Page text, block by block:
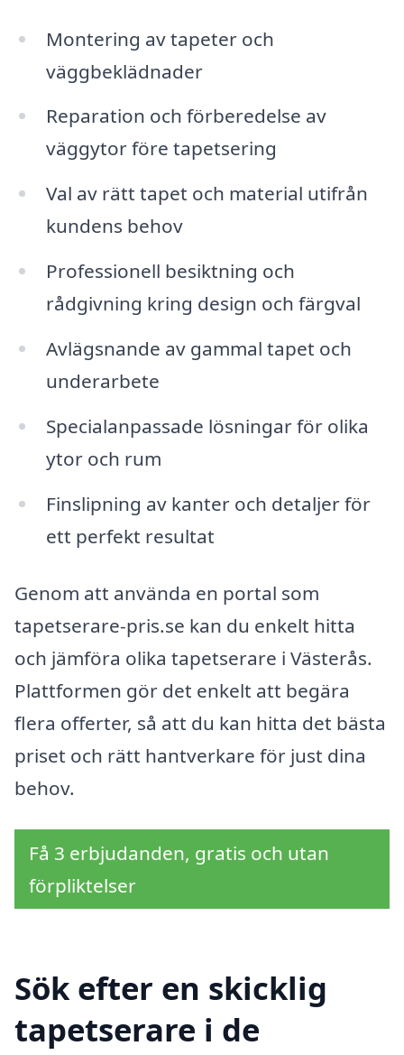
Montering av tapeter och
väggbeklädnader
Reparation och förberedelse av
väggytor före tapetsering
Val av rätt tapet och material utifrån
kundens behov
Professionell besiktning och
rådgivning kring design och färgval
Avlägsnande av gammal tapet och
underarbete
Specialanpassade lösningar för olika
ytor och rum
Finslipning av kanter och detaljer för
ett perfekt resultat
Genom att använda en portal som
tapetserare-pris.se kan du enkelt hitta
och jämföra olika tapetserare i Västerås.
Plattformen gör det enkelt att begära
flera offerter, så att du kan hitta det bästa
priset och rätt hantverkare för just dina
behov.
Få 3 erbjudanden, gratis och utan
förpliktelser
Sök efter en skicklig
tapetserare i de